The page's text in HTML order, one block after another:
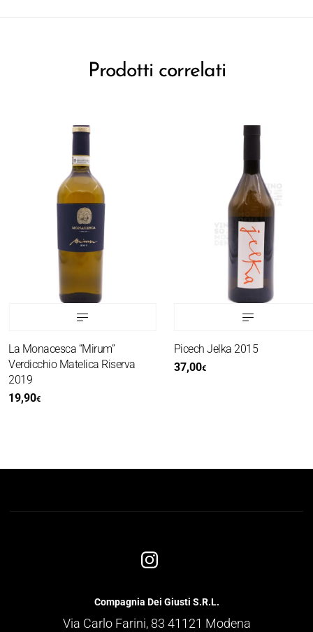
Prodotti correlati
Monacesca “Mirum”
Matelica Riserva
€
Picech Jelka 2015
37,00€
Compagnia Dei Giusti S.R.L.
Via Carlo Farini, 83 41121 Modena